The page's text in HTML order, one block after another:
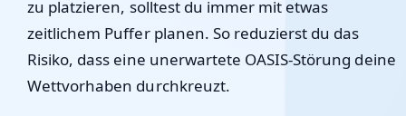
zu platzieren, solltest du immer mit etwas
zeitlichem Puffer planen. So reduzierst du das
Risiko, dass eine unerwartete OASIS-Störung deine
Wettvorhaben durchkreuzt.